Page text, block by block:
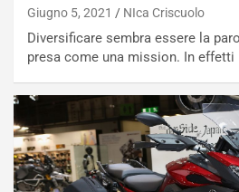
Giugno 5, 2021 NIca Criscuolo
Diversificare sembra essere la
presa come una mission. In effetti